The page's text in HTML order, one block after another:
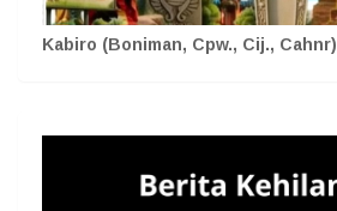
Kabiro (Boniman, Cpw., Cij., Cahnr)